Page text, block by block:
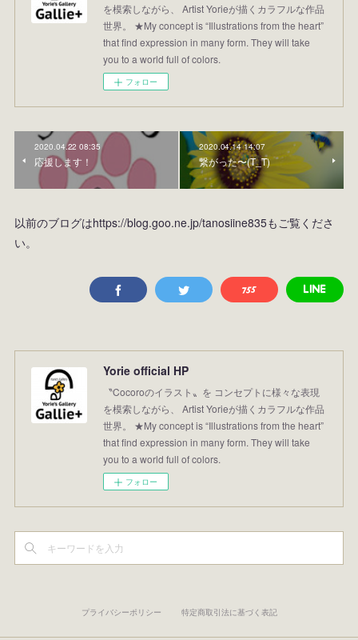
を模索しながら、 Artist Yorieが描くカラフルな作品
世界。 ★My concept is “Illustrations from the heart”
that find expression in many form. They will take
you to a world full of colors.
フォロー
2020.04.22 08:35
応援します！
2020.04.14 14:07
繋がった〜(T_T)
以前のブログはhttps://blog.goo.ne.jp/tanosiine835もご覧くださ
い。
Yorie official HP
〝Cocoroのイラスト〟を コンセプトに様々な表現
を模索しながら、 Artist Yorieが描くカラフルな作品
世界。 ★My concept is “Illustrations from the heart”
that find expression in many form. They will take
you to a world full of colors.
フォロー
プライバシーポリシー 特定商取引法に基づく表記